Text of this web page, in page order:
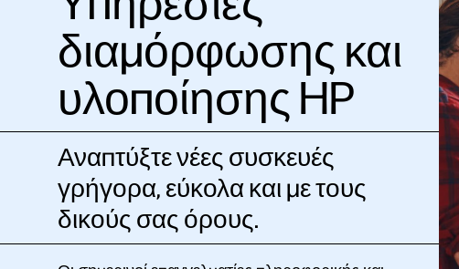
διαμόρφωσης και
υλοποίησης HP
Αναπτύξτε νέες συσκευές
γρήγορα, εύκολα και με τους
δικούς σας όρους.